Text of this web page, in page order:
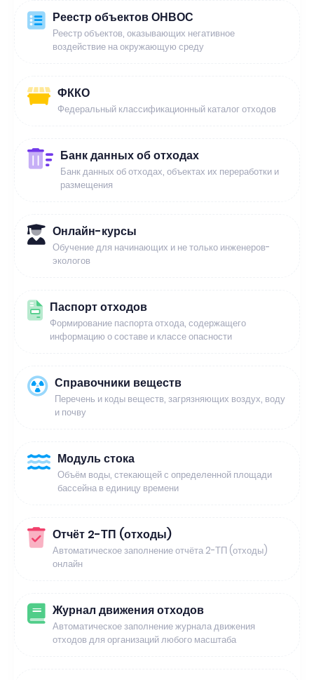
Реестр объектов ОНВОС
Реестр объектов, оказывающих негативное
воздействие на окружающую среду
ФККО
Федеральный классификационный каталог отходов
Банк данных об отходах
Банк данных об отходах, объектах их переработки и
размещения
Онлайн-курсы
Обучение для начинающих и не только инженеров-
экологов
Паспорт отходов
Формирование паспорта отхода, содержащего
информацию о составе и классе опасности
Справочники веществ
Перечень и коды веществ, загрязняющих воздух, воду
и почву
Модуль стока
Объём воды, стекающей с определенной площади
бассейна в единицу времени
Отчёт 2-ТП (отходы)
Автоматическое заполнение отчёта 2-ТП (отходы)
онлайн
Журнал движения отходов
Автоматическое заполнение журнала движения
отходов для организаций любого масштаба